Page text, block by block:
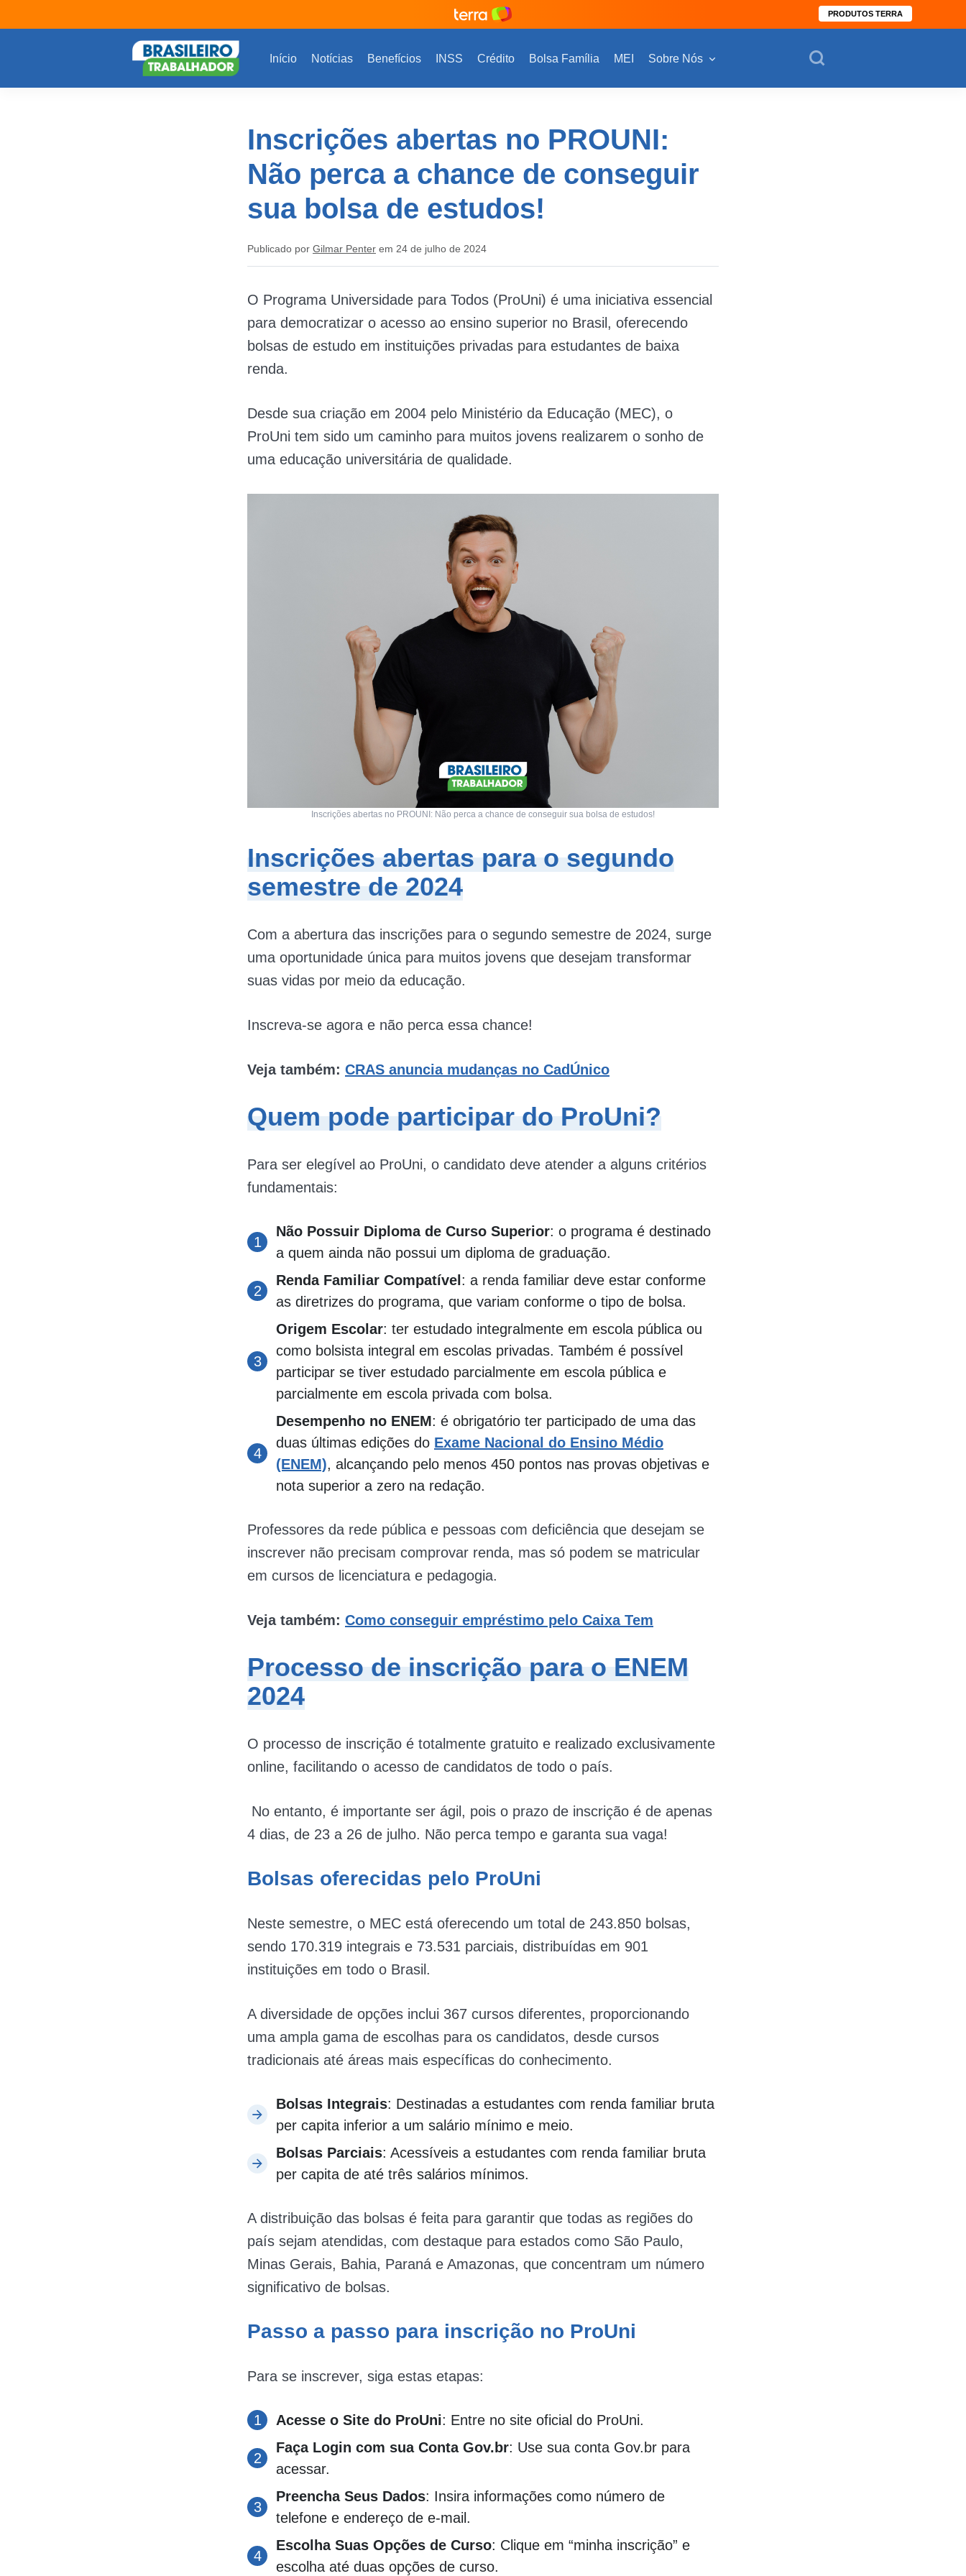
PRODUTOS TERRA
Início Notícias Benefícios INSS Crédito Bolsa Família MEI Sobre Nós
Inscrições abertas no PROUNI:
Não perca a chance de conseguir
sua bolsa de estudos!
Publicado por Gilmar Penter em 24 de julho de 2024
O Programa Universidade para Todos (ProUni) é uma iniciativa essencial
para democratizar o acesso ao ensino superior no Brasil, oferecendo
bolsas de estudo em instituições privadas para estudantes de baixa
renda.
Desde sua criação em 2004 pelo Ministério da Educação (MEC), o
ProUni tem sido um caminho para muitos jovens realizarem o sonho de
uma educação universitária de qualidade.
Inscrições abertas no PROUNI: Não perca a chance de conseguir sua bolsa de estudos!
Inscrições abertas para o segundo
semestre de 2024
Com a abertura das inscrições para o segundo semestre de 2024, surge
uma oportunidade única para muitos jovens que desejam transformar
suas vidas por meio da educação.
Inscreva-se agora e não perca essa chance!
Veja também: CRAS anuncia mudanças no CadÚnico
Quem pode participar do ProUni?
Para ser elegível ao ProUni, o candidato deve atender a alguns critérios
fundamentais:
Não Possuir Diploma de Curso Superior: o programa é destinado
a quem ainda não possui um diploma de graduação.
Renda Familiar Compatível : a renda familiar deve estar conforme
as diretrizes do programa, que variam conforme o tipo de bolsa.
Origem Escolar: ter estudado integralmente em escola pública ou
como bolsista integral em escolas privadas. Também é possível
participar se tiver estudado parcialmente em escola pública e
parcialmente em escola privada com bolsa.
Desempenho no ENEM: é obrigatório ter participado de uma das
duas últimas edições do Exame Nacional do Ensino Médio
(ENEM), alcançando pelo menos 450 pontos nas provas objetivas e
nota superior a zero na redação.
Professores da rede pública e pessoas com deficiência que desejam se
inscrever não precisam comprovar renda, mas só podem se matricular
em cursos de licenciatura e pedagogia.
Veja também: Como conseguir empréstimo pelo Caixa Tem
Processo de inscrição para o ENEM
2024
O processo de inscrição é totalmente gratuito e realizado exclusivamente
online, facilitando o acesso de candidatos de todo o país.
No entanto, é importante ser ágil, pois o prazo de inscrição é de apenas
4 dias, de 23 a 26 de julho. Não perca tempo e garanta sua vaga!
Bolsas oferecidas pelo ProUni
Neste semestre, o MEC está oferecendo um total de 243.850 bolsas,
sendo 170.319 integrais e 73.531 parciais, distribuídas em 901
instituições em todo o Brasil.
A diversidade de opções inclui 367 cursos diferentes, proporcionando
uma ampla gama de escolhas para os candidatos, desde cursos
tradicionais até áreas mais específicas do conhecimento.
Bolsas Integrais: Destinadas a estudantes com renda familiar bruta
per capita inferior a um salário mínimo e meio.
Bolsas Parciais: Acessíveis a estudantes com renda familiar bruta
per capita de até três salários mínimos.
A distribuição das bolsas é feita para garantir que todas as regiões do
país sejam atendidas, com destaque para estados como São Paulo,
Minas Gerais, Bahia, Paraná e Amazonas, que concentram um número
significativo de bolsas.
Passo a passo para inscrição no ProUni
Para se inscrever, siga estas etapas:
Acesse o Site do ProUni: Entre no site oficial do ProUni.
Faça Login com sua Conta Gov.br: Use sua conta Gov.br para
acessar.
Preencha Seus Dados: Insira informações como número de
telefone e endereço de e-mail.
Escolha Suas Opções de Curso: Clique em “minha inscrição” e
escolha até duas opções de curso.